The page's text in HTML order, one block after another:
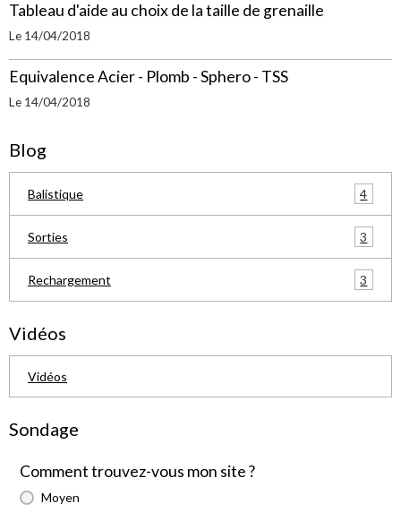
Tableau d'aide au choix de la taille de grenaille
Le 14/04/2018
Equivalence Acier - Plomb - Sphero - TSS
Le 14/04/2018
Blog
Balistique 4
Sorties 3
Rechargement 3
Vidéos
Vidéos
Sondage
Comment trouvez-vous mon site ?
Moyen